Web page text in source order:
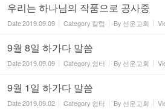
우리는 하나님의 작품으로 공사중
Date2019.09.09 Category 칼럼 By 선운교회
9월 8일 하가다 말씀
Date2019.09.09 Category 쉼터 By 선운교회
9월 1일 하가다 말씀
Date2019.09.02 Category 쉼터 By 선운교회